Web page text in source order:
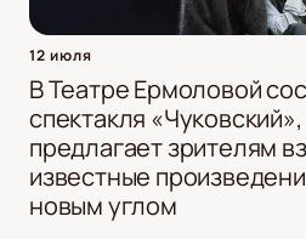
12 июля
В Театре Ермоловой
спектакля
предлагает зрителям
известные
новым углом